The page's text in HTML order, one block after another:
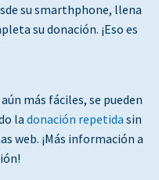
su smarthphone, llena
su donación. ¡Eso es
más fáciles, se pueden
la donación repetida sin
web. ¡Más información a